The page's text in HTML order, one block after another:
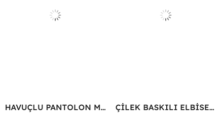
HAVUÇLU PANTOLON MİYASE TAKIM Siyah ÇİLEK BASKILI ELBİSE Bej